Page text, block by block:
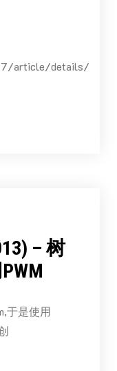
article/details/
– 树
于是使用